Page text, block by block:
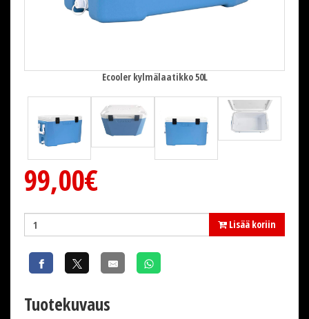
Ecooler kylmälaatikko 50L
99,00€
Lisää koriin
Tuotekuvaus